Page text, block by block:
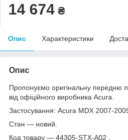
14 674 ₴
Опис Характеристики
Опис
Пропонуємо оригінальну передню
від офіційного виробника Acura.
Застосування: Acura MDX 2007-2009
Стан — новий.
Код товару — 44305-STX-A02 .